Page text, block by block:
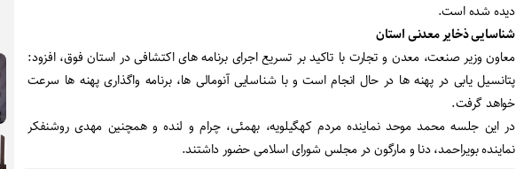
دیده شده است.
شناسایی ذخایر معدنی استان
معاون وزیر صنعت، معدن و تجارت با تاکید بر تسریع اجرای برنامه های اکتشافی در استان فوق، افزود:
پتانسیل یابی در پهنه ها در حال انجام است و با شناسایی آنومالی ها، برنامه واگذاری پهنه ها سرعت
خواهد گرفت.
در این جلسه محمد موحد نماینده مردم کهگیلویه، بهمئی، چرام و لنده و همچنین مهدی روشنفکر
نماینده بویراحمد، دنا و مارگون در مجلس شورای اسلامی حضور داشتند.